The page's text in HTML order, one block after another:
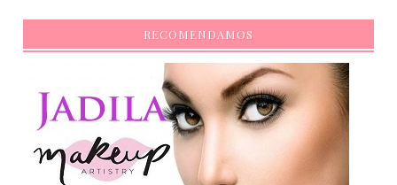
RECOMENDAMOS